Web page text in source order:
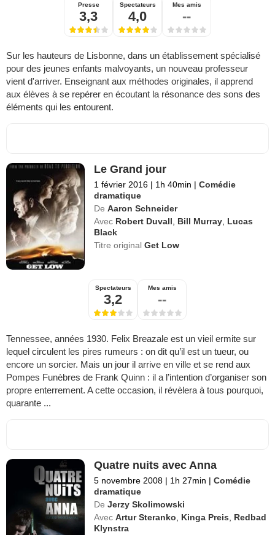
Presse
3,3
Spectateurs
4,0
Mes amis
--
Sur les hauteurs de Lisbonne, dans un établissement spécialisé
pour des jeunes enfants malvoyants, un nouveau professeur
vient d'arriver. Enseignant aux méthodes originales, il apprend
aux élèves à se repérer en écoutant la résonance des sons des
éléments qui les entourent.
Le Grand jour
1 février 2016 | 1h 40min | Comédie
dramatique
De Aaron Schneider
Avec Robert Duvall Bill Murray Lucas
Black
Titre originalGet Low
Spectateurs
3,2
Mes amis
--
Tennessee, années 1930. Felix Breazale est un vieil ermite sur
lequel circulent les pires rumeurs : on dit qu’il est un tueur, ou
encore un sorcier. Mais un jour il arrive en ville et se rend aux
Pompes Funèbres de Frank Quinn : il a l’intention d’organiser son
propre enterrement. A cette occasion, il révèlera à tous pourquoi,
quarante ...
Quatre nuits avec Anna
5 novembre 2008 | 1h 27min | Comédie
dramatique
De Jerzy Skolimowski
Avec Artur Steranko Kinga Preis
Redbad
Klynstra